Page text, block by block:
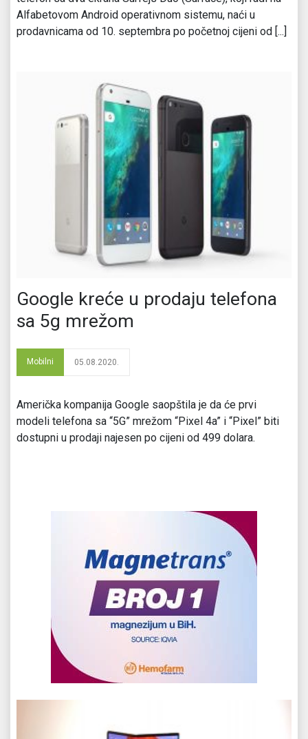
Alfabetovom Android operativnom sistemu, naći u
prodavnicama od 10. septembra po početnoj cijeni od [...]
Google kreće u prodaju telefona
sa 5g mrežom
Mobilni 05.08.2020.
Američka kompanija Google saopštila je da će prvi
modeli telefona sa “5G” mrežom “Pixel 4a” i “Pixel” biti
dostupni u prodaji najesen po cijeni od 499 dolara.